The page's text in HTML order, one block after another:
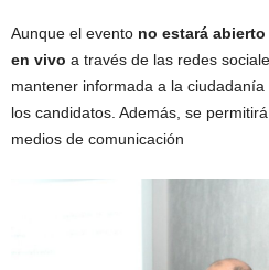
Aunque el evento no estará
en vivo a través de las redes
mantener informada a la
los candidatos. Además, se
medios de comunicación